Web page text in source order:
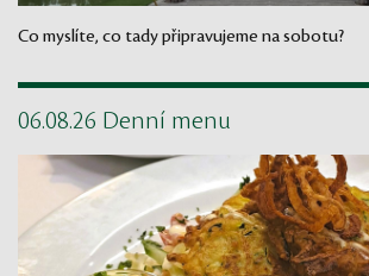
Co myslíte, co tady připravujeme na sobotu?
06.08.26 Denní menu